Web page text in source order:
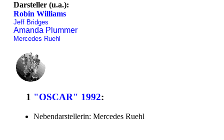
Darsteller (u.a.):
Robin Williams
Jeff Bridges
Amanda Plummer
Mercedes Ruehl
1 "OSCAR" 1992:
Nebendarstellerin: Mercedes Ruehl